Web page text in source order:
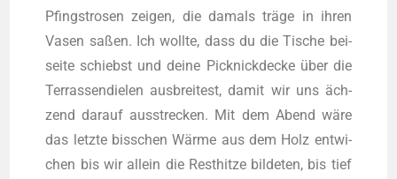
Pfingst­ro­sen zei­gen, die damals trä­ge in ihren
Vasen saßen. Ich woll­te, dass du die Tische bei­
sei­te schiebst und dei­ne Pick­nick­de­cke über die
Ter­ras­sen­die­len aus­brei­test, damit wir uns äch­
zend dar­auf aus­stre­cken. Mit dem Abend wäre
das letz­te biss­chen Wär­me aus dem Holz ent­wi­
chen bis wir allein die Rest­hit­ze bil­de­ten, bis tief